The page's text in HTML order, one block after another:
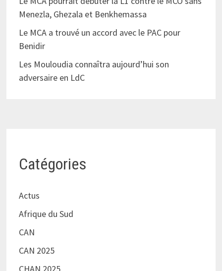
Menezla, Ghezala et Benkhemassa
Le MCA a trouvé un accord avec le PAC pour
Benidir
Les Mouloudia connaîtra aujourd’hui son
adversaire en LdC
Catégories
Actus
Afrique du Sud
CAN
CAN 2025